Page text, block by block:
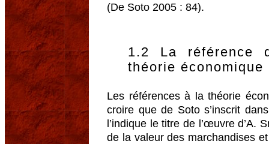
(De Soto 2005 : 84).
1.2 La référence
théorie économique
Les références à la théorie
croire que de Soto s’inscrit
l’indique le titre de l’œuvre d’A.
de la valeur des marchandises